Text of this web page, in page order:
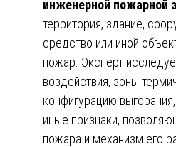
инженерной пожарной
территория, здание,
средство или иной
пожар. Эксперт
воздействия, зоны
конфигурацию
иные признаки,
пожара и механизм его